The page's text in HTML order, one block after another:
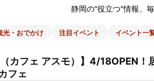
静岡の"役立つ"情報、
光・おでかけ 注目イベント イベント一
カフェ アスモ）】4/18OPEN！
フェ